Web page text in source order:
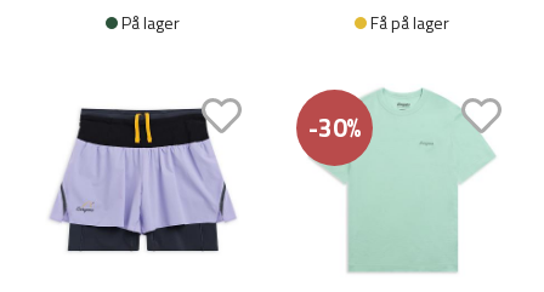
På lager Få på lager
-30%